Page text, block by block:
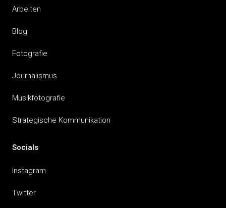
Arbeiten
Blog
Fotografie
Journalismus
Musikfotografie
Strategische Kommunikation
Socials
Instagram
Twitter